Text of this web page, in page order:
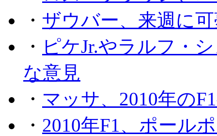
・ ザウバー、来週に
・ ピケJr.やラルフ・
な意見
・ マッサ、2010年の
・ 2010年F1、ポール